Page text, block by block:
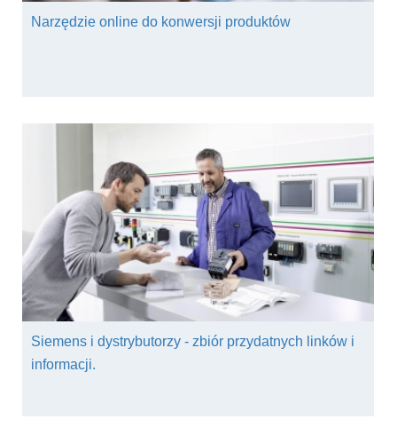
Narzędzie online do konwersji produktów
Siemens i dystrybutorzy - zbiór przydatnych linków i
informacji.